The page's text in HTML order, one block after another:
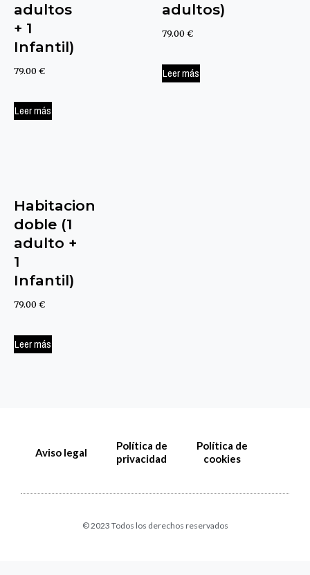
adultos
+ 1
Infantil)
79.00€
Leer más
adultos)
79.00€
Leer más
Habitacion
doble (1
adulto +
1
Infantil)
79.00€
Leer más
Aviso legal
Política de
privacidad
Política de
cookies
© 2023 Todos los derechos reservados